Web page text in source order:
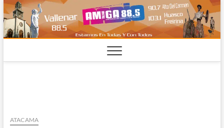
Saltar
al
contenido
ATACAMA